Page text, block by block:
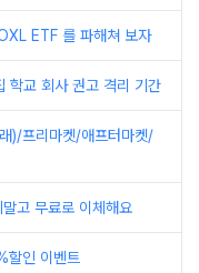
ETF 를 파해쳐 보자
학교 회사 권고 격리 기간
)/프리마켓/애프터마켓/
고 무료로 이체해요
할인 이벤트